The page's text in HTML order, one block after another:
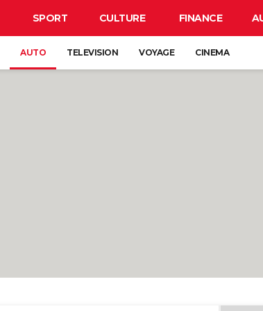
SPORT CULTURE FINANCE
AUTO TELEVISION VOYAGE CINEMA